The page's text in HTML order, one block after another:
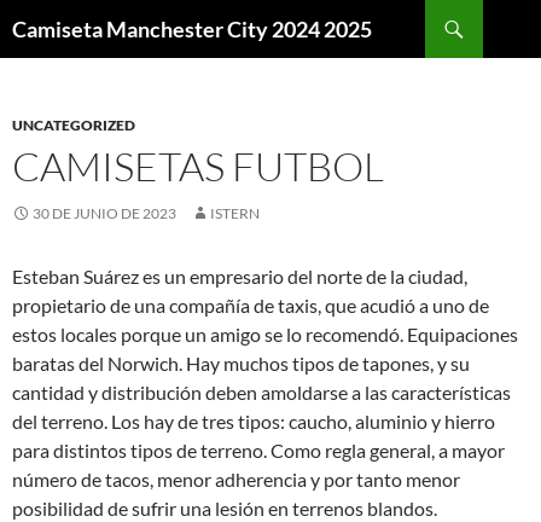
Camiseta Manchester City 2024 2025
UNCATEGORIZED
CAMISETAS FUTBOL
30 DE JUNIO DE 2023 ISTERN
Esteban Suárez es un empresario del norte de la ciudad,
propietario de una compañía de taxis, que acudió a uno de
estos locales porque un amigo se lo recomendó. Equipaciones
baratas del Norwich. Hay muchos tipos de tapones, y su
cantidad y distribución deben amoldarse a las características
del terreno. Los hay de tres tipos: caucho, aluminio y hierro
para distintos tipos de terreno. Como regla general, a mayor
número de tacos, menor adherencia y por tanto menor
posibilidad de sufrir una lesión en terrenos blandos.